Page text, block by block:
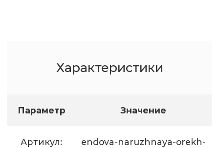
Характеристики
Параметр Значение
Артикул:
endova-naruzhnaya-orekh-